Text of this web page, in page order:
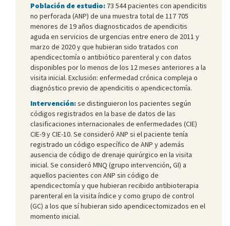
Población de estudio: 73 544 pacientes con apendicitis
no perforada (ANP) de una muestra total de 117 705
menores de 19 años diagnosticados de apendicitis
aguda en servicios de urgencias entre enero de 2011 y
marzo de 2020 y que hubieran sido tratados con
apendicectomía o antibiótico parenteral y con datos
disponibles por lo menos de los 12 meses anteriores a la
visita inicial. Exclusión: enfermedad crónica compleja o
diagnóstico previo de apendicitis o apendicectomía.
Intervención:se distinguieron los pacientes según
códigos registrados en la base de datos de las
clasificaciones internacionales de enfermedades (CIE)
CIE-9 y CIE-10. Se consideró ANP si el paciente tenía
registrado un código específico de ANP y además
ausencia de código de drenaje quirúrgico en la visita
inicial. Se consideró MNQ (grupo intervención, GI) a
aquellos pacientes con ANP sin código de
apendicectomía y que hubieran recibido antibioterapia
parenteral en la visita índice y como grupo de control
(GC) a los que sí hubieran sido apendicectomizados en el
momento inicial.